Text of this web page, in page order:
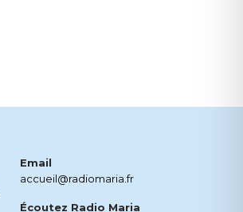
Email
accueil@radiomaria.fr
Écoutez Radio Maria